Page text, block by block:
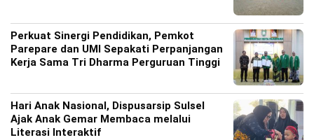
Perkuat Sinergi Pendidikan, Pemkot
Parepare dan UMI Sepakati Perpanjangan
Kerja Sama Tri Dharma Perguruan Tinggi
Hari Anak Nasional, Dispusarsip Sulsel
Ajak Anak Gemar Membaca melalui
Literasi Interaktif